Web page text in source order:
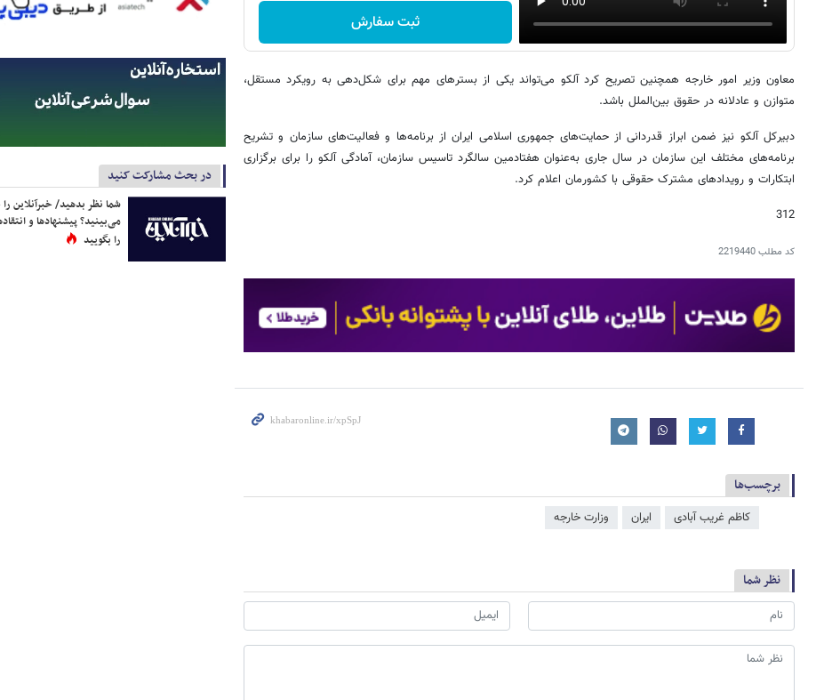
ثبت سفارش
معاون وزیر امور خارجه همچنین تصریح کرد آلکو می‌تواند یکی از بسترهای مهم برای شکل‌دهی به رویکرد مستقل،
متوازن و عادلانه در حقوق بین‌الملل باشد.
دبیرکل آلکو نیز ضمن ابراز قدردانی از حمایت‌های جمهوری اسلامی ایران از برنامه‌ها و فعالیت‌های سازمان و تشریح
برنامه‌های مختلف این سازمان در سال جاری به‌عنوان هفتادمین سالگرد تاسیس سازمان، آمادگی آلکو را برای برگزاری
ابتکارات و رویدادهای مشترک حقوقی با کشورمان اعلام کرد.
312
کد مطلب2219440
برچسب‌ها
کاظم غریب آبادی ایران وزارت خارجه
نظر شما
در بحث مشارکت کنید
شما نظر بدهید/ خبرآنلاین
می‌بینید؟ پیشنهادها و
را بگویید